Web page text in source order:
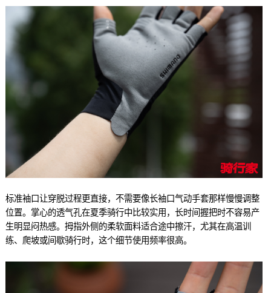
标准袖口让穿脱过程更直接，不需要像长袖口气动手套那样慢慢调整
位置。掌心的透气孔在夏季骑行中比较实用，长时间握把时不容易产
生明显闷热感。拇指外侧的柔软面料适合途中擦汗，尤其在高温训
练、爬坡或间歇骑行时，这个细节使用频率很高。